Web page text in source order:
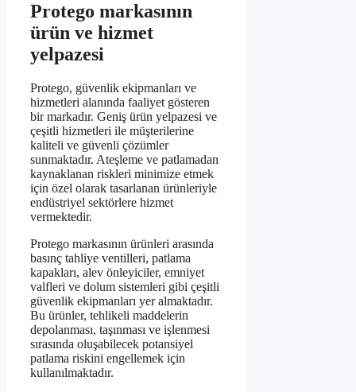
Protego markasının
ürün ve hizmet
yelpazesi
Protego, güvenlik ekipmanları ve
hizmetleri alanında faaliyet gösteren
bir markadır. Geniş ürün yelpazesi ve
çeşitli hizmetleri ile müşterilerine
kaliteli ve güvenli çözümler
sunmaktadır. Ateşleme ve patlamadan
kaynaklanan riskleri minimize etmek
için özel olarak tasarlanan ürünleriyle
endüstriyel sektörlere hizmet
vermektedir.
Protego markasının ürünleri arasında
basınç tahliye ventilleri, patlama
kapakları, alev önleyiciler, emniyet
valfleri ve dolum sistemleri gibi çeşitli
güvenlik ekipmanları yer almaktadır.
Bu ürünler, tehlikeli maddelerin
depolanması, taşınması ve işlenmesi
sırasında oluşabilecek potansiyel
patlama riskini engellemek için
kullanılmaktadır.